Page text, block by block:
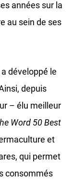
années sur la
au sein de ses
développé́ le
depuis
– élu meilleur
Word 50 Best
et
qui permet
consommés